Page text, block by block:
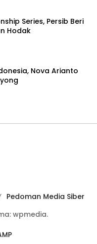
Series, Persib Beri
Hodak
Nova Arianto
Pedoman Media Siber
wpmedia.